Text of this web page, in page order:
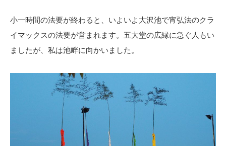
小一時間の法要が終わると、いよいよ大沢池で宵弘法のクラ
イマックスの法要が営まれます。五大堂の広縁に急ぐ人もい
ましたが、私は池畔に向かいました。